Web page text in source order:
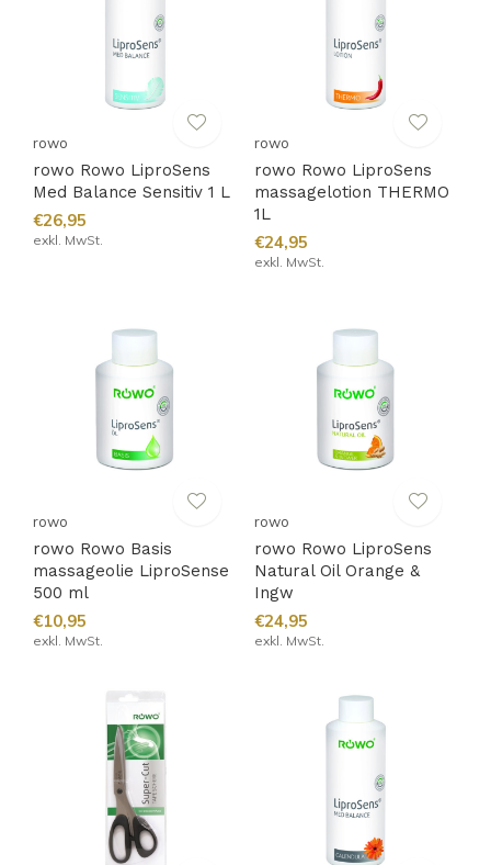
rowo
rowo Rowo LiproSens
Med Balance Sensitiv 1 L
€26,95
exkl. MwSt.
rowo
rowo Rowo LiproSens
massagelotion THERMO
1L
€24,95
exkl. MwSt.
rowo
rowo Rowo Basis
massageolie LiproSense
500 ml
€10,95
exkl. MwSt.
rowo
rowo Rowo LiproSens
Natural Oil Orange &
Ingw
€24,95
exkl. MwSt.